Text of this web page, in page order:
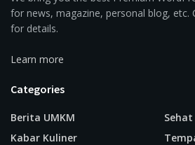
for news, magazine, personal blog, etc.
for details.
Learn more
Categories
Berita UMKM
Kabar Kuliner
Sehat